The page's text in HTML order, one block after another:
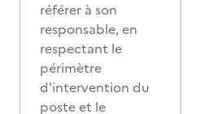
référer à son
responsable, en
respectant le
périmètre
d'intervention du
poste et le